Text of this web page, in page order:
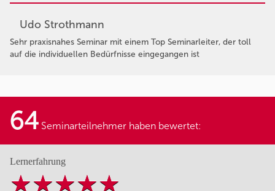
Udo Strothmann
Sehr praxisnahes Seminar mit einem Top Seminarleiter, der toll
auf die individuellen Bedürfnisse eingegangen ist
64 Seminarteilnehmer haben bewertet:
Lernerfahrung